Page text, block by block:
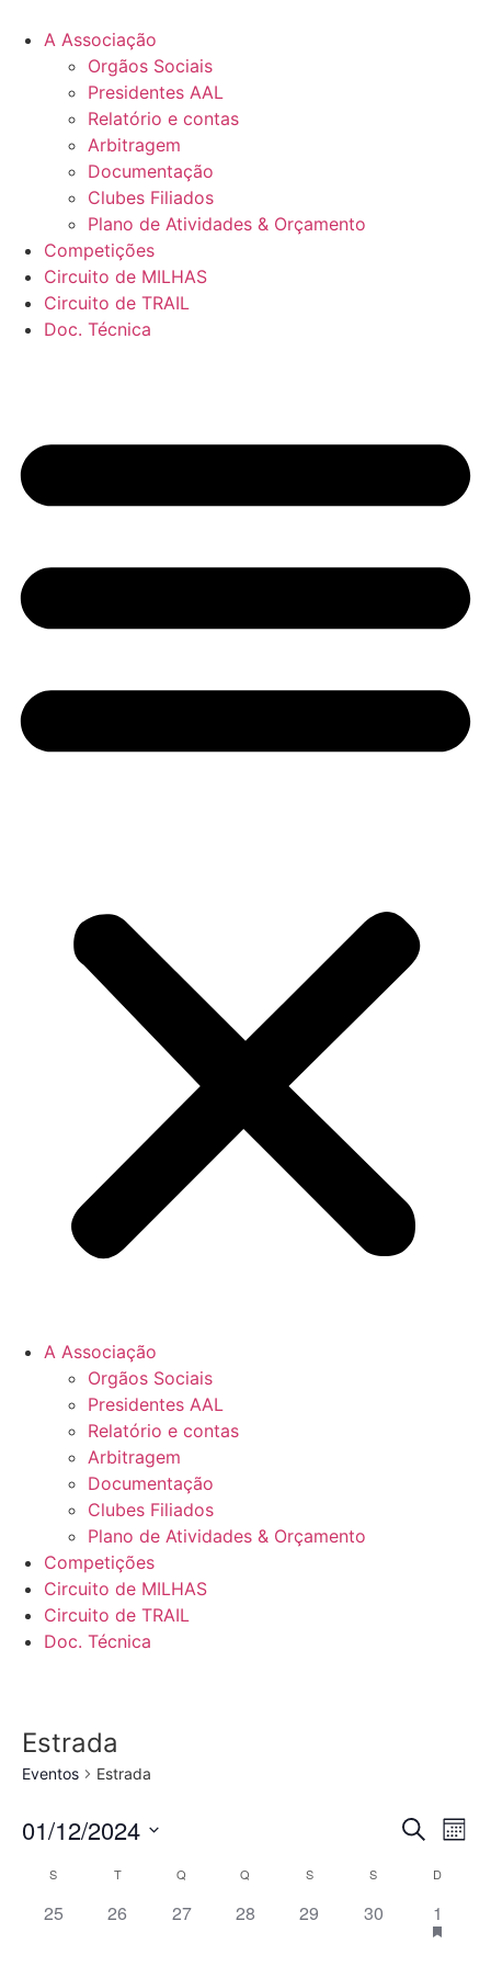
para
conteúdo
A Associação
Orgãos Sociais
Presidentes AAL
Relatório e contas
Arbitragem
Documentação
Clubes Filiados
Plano de Atividades & Orçamento
Competições
Circuito de MILHAS
Circuito de TRAIL
Doc. Técnica
A Associação
Orgãos Sociais
Presidentes AAL
Relatório e contas
Arbitragem
Documentação
Clubes Filiados
Plano de Atividades & Orçamento
Competições
Circuito de MILHAS
Circuito de TRAIL
Doc. Técnica
Estrada
Eventos Estrada
and
Pesquisar
Mês
01/12/2024
data
Calendário
de
S T Q Q S S D
0 eventos,
25 0 eventos,
26 0 eventos,
27 0 eventos,
28 0 eventos,
29 0 eventos,
30 1
1